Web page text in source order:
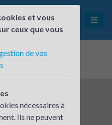
et vous
ceux que vous
de vos
nécessaires à
Ils ne peuvent